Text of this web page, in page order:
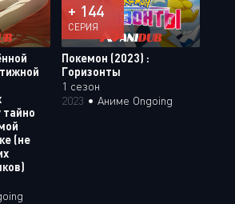
тайно
(не
+ 144
СЕРИЯ
Покемон (2023) :
Горизонты
1 сезон
2023 • Аниме Ongoing